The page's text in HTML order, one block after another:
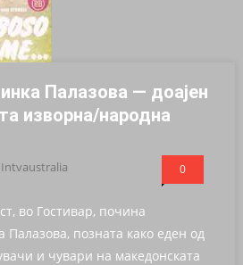
Палазова — доајен
изворна/народна
Intvaustralia 0
во Гостивар, почина
Палазова, позната како еден од
и чувари на македонската